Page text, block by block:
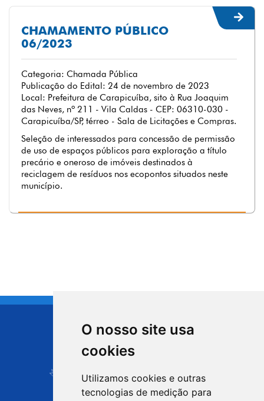
O nosso site usa
cookies
Utilizamos cookies e outras
tecnologias de medição para
CHAMAMENTO PÚBLICO
06/2023
Categoria: Chamada Pública
Publicação do Edital: 24 de novembro de 2023
Local: Prefeitura de Carapicuíba, sito à Rua Joaquim
das Neves, nº 211 - Vila Caldas - CEP: 06310-030 -
Carapicuíba/SP, térreo - Sala de Licitações e Compras.
Seleção de interessados para concessão de permissão
de uso de espaços públicos para exploração a título
precário e oneroso de imóveis destinados à
reciclagem de resíduos nos ecopontos situados neste
município.
CIDADE DE
Carapicuíba